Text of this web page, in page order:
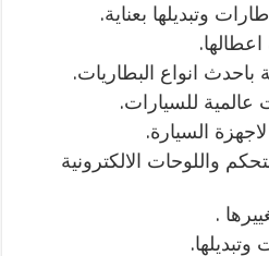
وتبديلها بعناية.
باحدث انواع البطاريات.
للسيارات.
السيارة.
واللوحات الالكترونية
.